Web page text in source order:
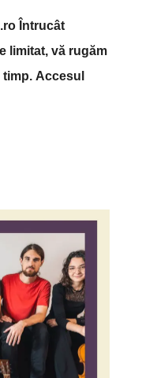
Întrucât
limitat, vă rugăm
Accesul